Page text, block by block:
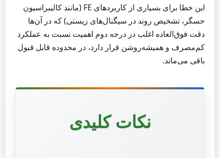
این خطا برای بسیاری از کاربردهای FE (مانند کالیبراسیون
حسگر، تشخیص روند در سیگنال‌های زیستی) که در آن‌ها
دقت فوق‌العاده اغلب در درجه دوم اهمیت نسبت به عملکرد
کم‌مصرف و همیشه‌روشن قرار دارد، در محدوده قابل قبول
باقی می‌ماند.
نکات کلیدی